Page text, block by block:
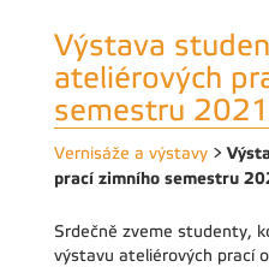
Výstava
ateliérových
semestru
Vernisáže a výstavy >
prací zimního semestru
Srdečně zveme studenty,
výstavu ateliérových prací